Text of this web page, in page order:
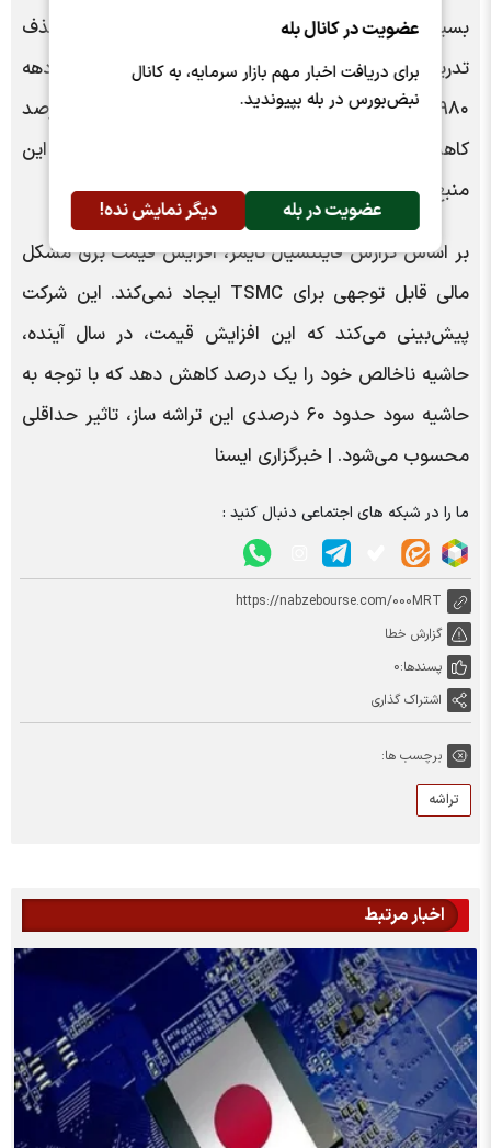
عضویت در کانال بله
برای دریافت اخبار مهم بازار سرمایه، به کانال
نبض‌بورس در بله بپیوندید.
عضویت در بله دیگر نمایش نده!
بسیار دیر، دست به کار شد. همزمان، این کشور حذف
تدریجی انرژی هسته‌ای را که نیمی از تولید برق را در دهه
۱۹۸۰ تشکیل می‌داد، آغاز کرده و تولید آن را به ۶ درصد
کاهش داده و با خاموشی آخرین رآکتور در ماه می آینده، این
منبع تولید برق به طور کامل حذف خواهد شد.
بر اساس گزارش فایننشیال تایمز، افزایش قیمت برق مشکل
مالی قابل توجهی برای TSMC ایجاد نمی‌کند. این شرکت
پیش‌بینی می‌کند که این افزایش قیمت، در سال آینده،
حاشیه ناخالص خود را یک درصد کاهش دهد که با توجه به
حاشیه سود حدود ۶۰ درصدی این تراشه ساز، تاثیر حداقلی
محسوب می‌شود. | خبرگزاری ایسنا
ما را در شبکه های اجتماعی دنبال کنید :
https://nabzebourse.com/000MRT
گزارش خطا
پسندها:0
اشتراک گذاری
برچسب ها:
تراشه
اخبار مرتبط